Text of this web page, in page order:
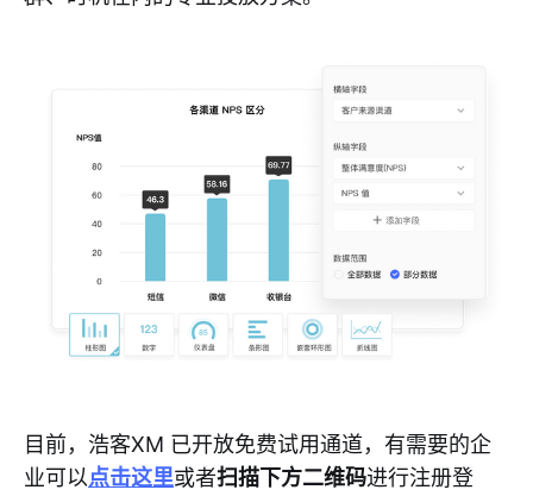
目前，浩客XM 已开放免费试用通道，有需要的企
业可以点击这里或者扫描下方二维码进行注册登